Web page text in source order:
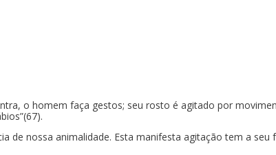
o homem faça gestos; seu rosto é agitado por
de nossa animalidade. Esta manifesta agitação tem a seu